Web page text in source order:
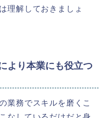
理解しておきましょ
より本業にも役立つ
業務でスキルを磨くこ